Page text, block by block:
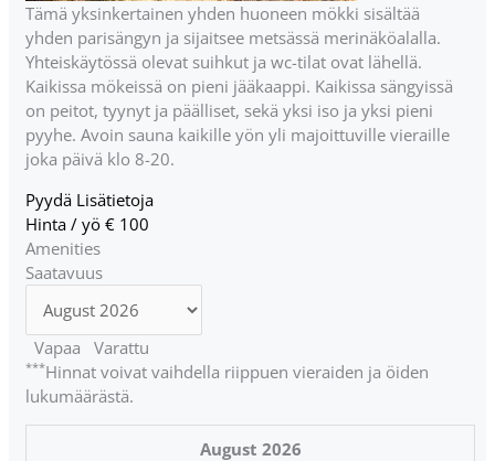
Tämä yksinkertainen yhden huoneen mökki sisältää
yhden parisängyn ja sijaitsee metsässä merinäköalalla.
Yhteiskäytössä olevat suihkut ja wc-tilat ovat lähellä.
Kaikissa mökeissä on pieni jääkaappi. Kaikissa sängyissä
on peitot, tyynyt ja päälliset, sekä yksi iso ja yksi pieni
pyyhe. Avoin sauna kaikille yön yli majoittuville vieraille
joka päivä klo 8-20.
Pyydä Lisätietoja
Hinta / yö € 100
Amenities
Saatavuus
Vapaa Varattu
***Hinnat voivat vaihdella riippuen vieraiden ja öiden
lukumäärästä.
August 2026